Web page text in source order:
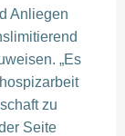
Anliegen
„Es
zu
Seite